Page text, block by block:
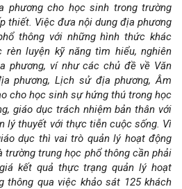
phương cho học sinh trong trường
thiết. Việc đưa nội dung địa phương
thông với những hình thức khác
luyện kỹ năng tìm hiểu, nghiên
phương, ví như các chủ đề về Văn
phương, Lịch sử địa phương, Âm
cho học sinh sự hứng thú trong học
giáo dục trách nhiệm bản thân với
lý thuyết với thực tiễn cuộc sống. Vì
dục thì vai trò quản lý hoạtđộng
trường trung học phổ thông cần phải
kết quả thực trạng quản lý hoạt
thông qua việc khảo sát 125 khách